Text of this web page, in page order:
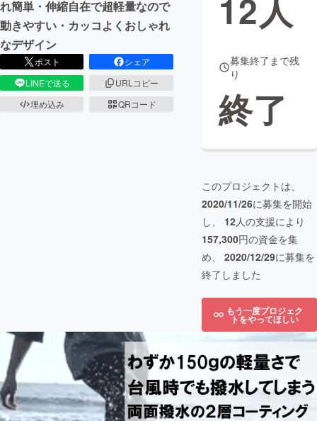
れ簡単・伸縮自在で超軽量なので
動きやすい・カッコよくおしゃれ
なデザイン
ポスト
シェア
LINEで送る
URLコピー
埋め込み
QRコード
12人
募集終了まで残
り
終了
このプロジェクトは、
2020/11/26に募集を開始
し、 12人の支援により
157,300円の資金を集
め、 2020/12/29に募集を
終了しました
もう一度プロジェク
トをやってほしい